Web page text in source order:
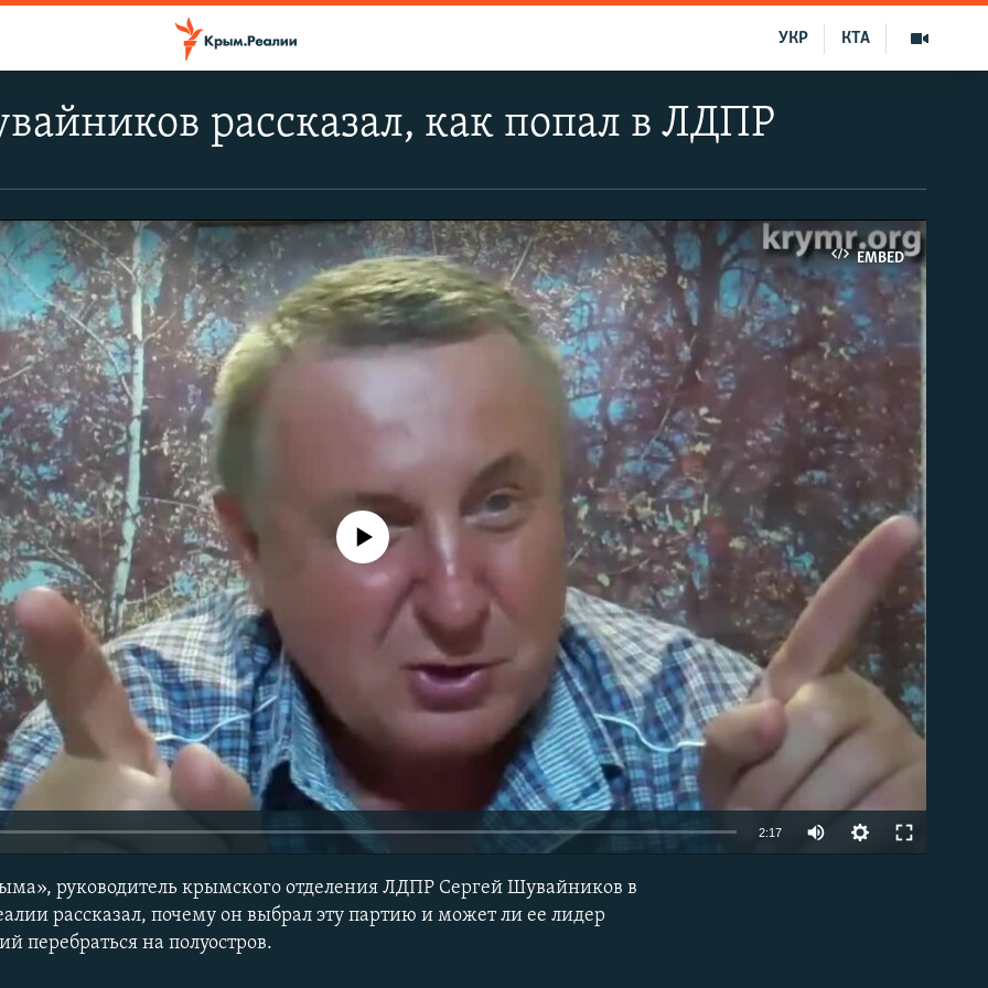
КТА
УКР
рассказал, как попал в ЛДПР
EMBED
No media source currently available
2:17
руководитель крымского отделения ЛДПР Сергей Шувайников в
рассказал, почему он выбрал эту партию и может ли ее лидер
перебраться на полуостров.